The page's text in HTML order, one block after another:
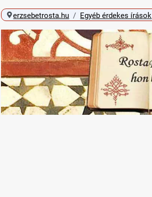
erzsebetrosta.hu Egyéb érdekes írások